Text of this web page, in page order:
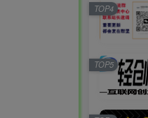
TOP4
TOP5